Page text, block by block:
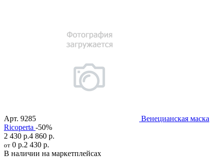
Арт. 9285
Венецианская маска
Ricoperta -50%
2 430 р.4 860 р.
от 0 р.2 430 р.
В наличии на маркетплейсах